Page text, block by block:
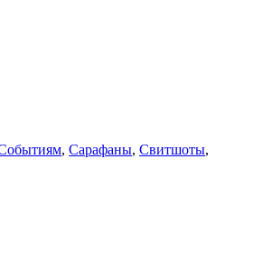
, Сарафаны, Свитшоты,